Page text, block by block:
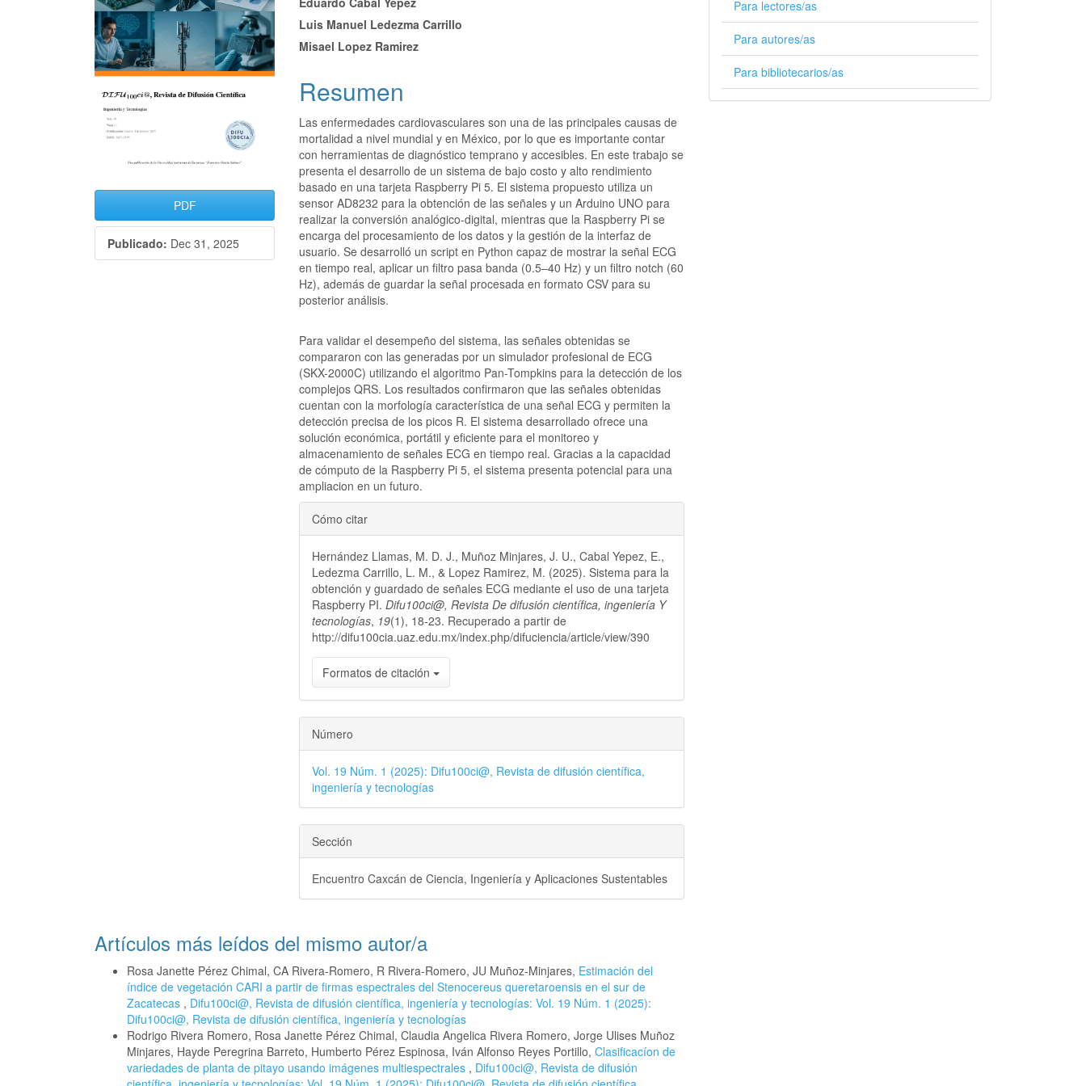
del
artículo
PDF
Publicado: Dec 31, 2025
del
artículo
Luis Manuel Ledezma Carrillo
Misael Lopez Ramirez
Resumen
Las enfermedades cardiovasculares son una de las principales causas de
mortalidad a nivel mundial y en México, por lo que es importante contar
con herramientas de diagnóstico temprano y accesibles. En este trabajo se
presenta el desarrollo de un sistema de bajo costo y alto rendimiento
basado en una tarjeta Raspberry Pi 5. El sistema propuesto utiliza un
sensor AD8232 para la obtención de las señales y un Arduino UNO para
realizar la conversión analógico-digital, mientras que la Raspberry Pi se
encarga del procesamiento de los datos y la gestión de la interfaz de
usuario. Se desarrolló un script en Python capaz de mostrar la señal ECG
en tiempo real, aplicar un filtro pasa banda (0.5–40 Hz) y un filtro notch (60
Hz), además de guardar la señal procesada en formato CSV para su
posterior análisis.
Para validar el desempeño del sistema, las señales obtenidas se
compararon con las generadas por un simulador profesional de ECG
(SKX-2000C) utilizando el algoritmo Pan-Tompkins para la detección de los
complejos QRS. Los resultados confirmaron que las señales obtenidas
cuentan con la morfología característica de una señal ECG y permiten la
detección precisa de los picos R. El sistema desarrollado ofrece una
solución económica, portátil y eficiente para el monitoreo y
almacenamiento de señales ECG en tiempo real. Gracias a la capacidad
de cómputo de la Raspberry Pi 5, el sistema presenta potencial para una
ampliacion en un futuro.
Detalles
del
artículo
Cómo citar
Hernández Llamas, M. D. J., Muñoz Minjares, J. U., Cabal Yepez, E.,
Ledezma Carrillo, L. M., & Lopez Ramirez, M. (2025). Sistema para la
obtención y guardado de señales ECG mediante el uso de una tarjeta
Raspberry PI.Difu100ci@, Revista De difusión científica, ingeniería Y
tecnologías, 19(1), 18-23. Recuperado a partir de
http://difu100cia.uaz.edu.mx/index.php/difuciencia/article/view/390
Formatos de citación
Número
Vol. 19 Núm. 1 (2025): Difu100ci@, Revista de difusión científica,
ingeniería y tecnologías
Sección
Encuentro Caxcán de Ciencia, Ingeniería y Aplicaciones Sustentables
Artículos más leídos del mismo autor/a
Rosa Janette Pérez Chimal, CA Rivera-Romero, R Rivera-Romero, JU Muñoz-Minjares, Estimación del
índice de vegetación CARI a partir de firmas espectrales del Stenocereus queretaroensis en el sur de
Zacatecas , Difu100ci@, Revista de difusión científica, ingeniería y tecnologías: Vol. 19 Núm. 1 (2025):
Difu100ci@, Revista de difusión científica, ingeniería y tecnologías
Rodrigo Rivera Romero, Rosa Janette Pérez Chimal, Claudia Angelica Rivera Romero, Jorge Ulises Muñoz
Minjares, Hayde Peregrina Barreto, Humberto Pérez Espinosa, Iván Alfonso Reyes Portillo, Clasificacíon de
variedades de planta de pitayo usando imágenes multiespectrales , Difu100ci@, Revista de difusión
Para lectores/as
Para autores/as
Para bibliotecarios/as